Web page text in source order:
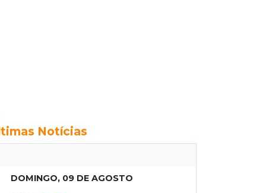
Notícias
DOMINGO, 09 DE AGOSTO